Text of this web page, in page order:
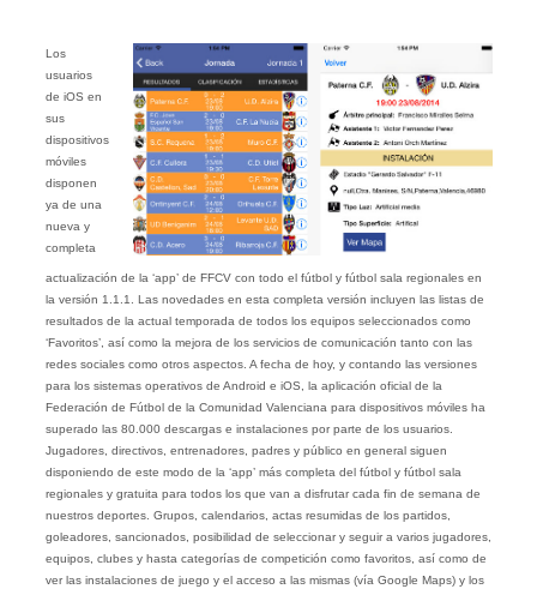
Los
usuarios
de iOS en
sus
dispositivos
móviles
disponen
ya de una
nueva y
completa
actualización de la ‘app’ de FFCV con todo el fútbol y fútbol sala regionales en
la versión 1.1.1. Las novedades en esta completa versión incluyen las listas de
resultados de la actual temporada de todos los equipos seleccionados como
‘Favoritos’, así como la mejora de los servicios de comunicación tanto con las
redes sociales como otros aspectos. A fecha de hoy, y contando las versiones
para los sistemas operativos de Android e iOS, la aplicación oficial de la
Federación de Fútbol de la Comunidad Valenciana para dispositivos móviles ha
superado las 80.000 descargas e instalaciones por parte de los usuarios.
Jugadores, directivos, entrenadores, padres y público en general siguen
disponiendo de este modo de la ‘app’ más completa del fútbol y fútbol sala
regionales y gratuita para todos los que van a disfrutar cada fin de semana de
nuestros deportes. Grupos, calendarios, actas resumidas de los partidos,
goleadores, sancionados, posibilidad de seleccionar y seguir a varios jugadores,
equipos, clubes y hasta categorías de competición como favoritos, así como de
ver las instalaciones de juego y el acceso a las mismas (vía Google Maps) y los